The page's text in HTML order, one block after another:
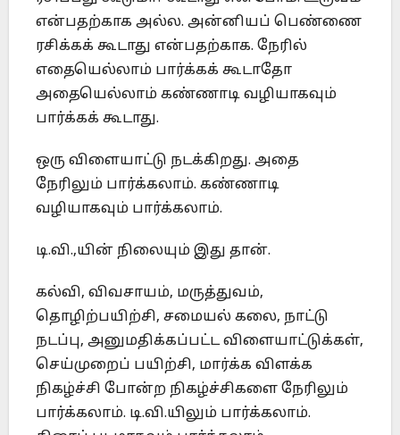
என்பதற்காக அல்ல. அன்னியப் பெண்ணை
ரசிக்கக் கூடாது என்பதற்காக. நேரில்
எதையெல்லாம் பார்க்கக் கூடாதோ
அதையெல்லாம் கண்ணாடி வழியாகவும்
பார்க்கக் கூடாது.
ஒரு விளையாட்டு நடக்கிறது. அதை
நேரிலும் பார்க்கலாம். கண்ணாடி
வழியாகவும் பார்க்கலாம்.
டி.வி.,யின் நிலையும் இது தான்.
கல்வி, விவசாயம், மருத்துவம்,
தொழிற்பயிற்சி, சமையல் கலை, நாட்டு
நடப்பு, அனுமதிக்கப்பட்ட விளையாட்டுக்கள்,
செய்முறைப் பயிற்சி, மார்க்க விளக்க
நிகழ்ச்சி போன்ற நிகழ்ச்சிகளை நேரிலும்
பார்க்கலாம். டி.வி.யிலும் பார்க்கலாம்.